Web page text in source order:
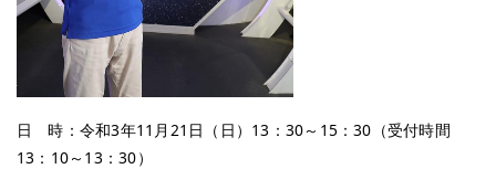
日 時：令和3年11月21日（日）13：30～15：30（受付時間
13：10～13：30）